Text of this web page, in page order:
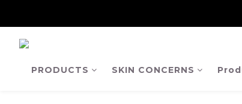
PRODUCTS SKIN CONCERNS